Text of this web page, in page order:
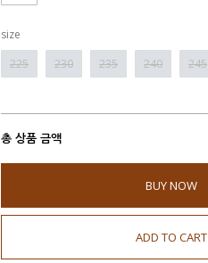
size
225
230 235 240 245
총 상품 금액
BUY NOW
ADD TO CART